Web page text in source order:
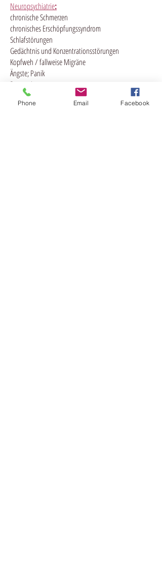
Neuropsychiatrie:
chronische Schmerzen
chronisches Erschöpfungssyndrom
Schlafstörungen
Gedächtnis und Konzentrationsstörungen
Kopfweh / fallweise Migräne
Ängste; Panik
Depression
Fehlsichtigkeit / unscharfes Sehen und Doppelbilder
teilweise herabhängendes Augenlid
Phone Email Facebook